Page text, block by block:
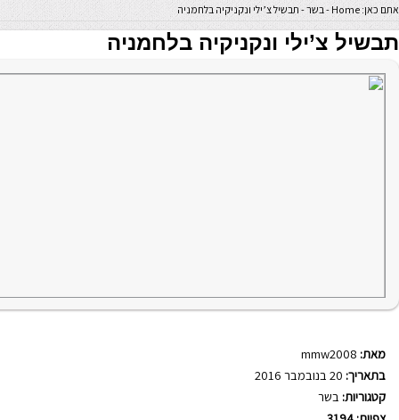
אתם כאן: Home
-בשר- תבשיל צ’ילי ונקניקיה בלחמניה
תבשיל צ’ילי ונקניקיה בלחמניה
מאת: mmw2008
בתאריך:
קטגוריות: בשר